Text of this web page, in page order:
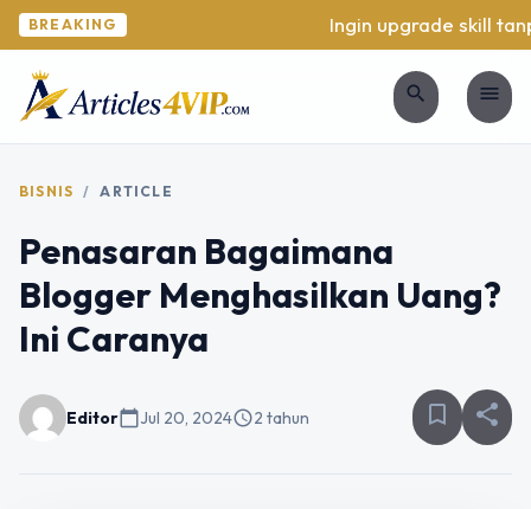
BREAKING Ingin upgrade skill
search menu
BISNIS / ARTICLE
Penasaran Bagaimana
Blogger Menghasilkan Uang?
Ini Caranya
Editorcalendar_todayJul 20, 2024schedule2 tahun bookmark_border share